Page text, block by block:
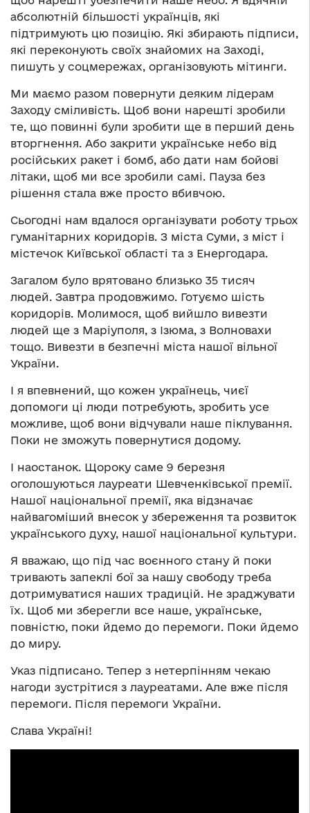
абсолютній більшості українців, які
підтримують цю позицію. Які збирають підписи,
які переконують своїх знайомих на Заході,
пишуть у соцмережах, організовують мітинги.
Ми маємо разом повернути деяким лідерам
Заходу сміливість. Щоб вони нарешті зробили
те, що повинні були зробити ще в перший день
вторгнення. Або закрити українське небо від
російських ракет і бомб, або дати нам бойові
літаки, щоб ми все зробили самі. Пауза без
рішення стала вже просто вбивчою.
Сьогодні нам вдалося організувати роботу трьох
гуманітарних коридорів. З міста Суми, з міст і
містечок Київської області та з Енергодара.
Загалом було врятовано близько 35 тисяч
людей. Завтра продовжимо. Готуємо шість
коридорів. Молимося, щоб вийшло вивезти
людей ще з Маріуполя, з Ізюма, з Волновахи
тощо. Вивезти в безпечні міста нашої вільної
України.
І я впевнений, що кожен українець, чиєї
допомоги ці люди потребують, зробить усе
можливе, щоб вони відчували наше піклування.
Поки не зможуть повернутися додому.
І наостанок. Щороку саме 9 березня
оголошуються лауреати Шевченківської премії.
Нашої національної премії, яка відзначає
найвагоміший внесок у збереження та розвиток
українського духу, нашої національної культури.
Я вважаю, що під час воєнного стану й поки
тривають запеклі бої за нашу свободу треба
дотримуватися наших традицій. Не зраджувати
їх. Щоб ми зберегли все наше, українське,
повністю, поки йдемо до перемоги. Поки йдемо
до миру.
Указ підписано. Тепер з нетерпінням чекаю
нагоди зустрітися з лауреатами. Але вже після
перемоги. Після перемоги України.
Слава Україні!